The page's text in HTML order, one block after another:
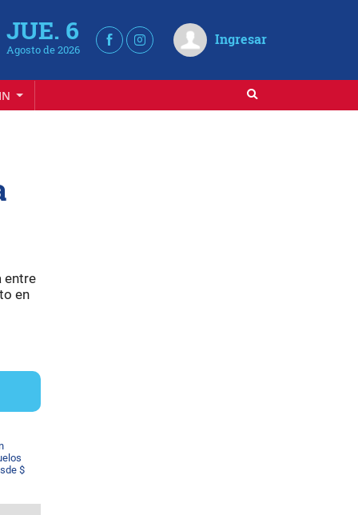
JUE. 6
Agosto de 2026
Ingresar
entre
en
$